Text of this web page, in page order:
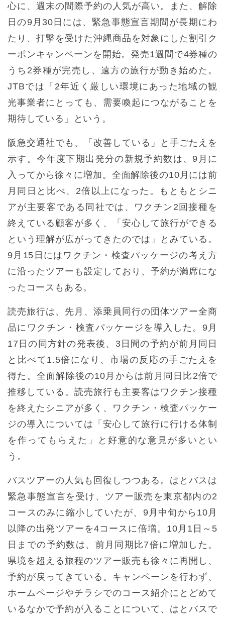
心に、週末の間際予約の人気が高い。また、解除
日の9月30日には、緊急事態宣言期間が長期にわ
たり、打撃を受けた沖縄商品を対象にした割引ク
ーポンキャンペーンを開始。発売1週間で4券種の
うち2券種が完売し、遠方の旅行が動き始めた。
JTBでは「2年近く厳しい環境にあった地域の観
光事業者にとっても、需要喚起につながることを
期待している」という。
阪急交通社でも、「改善している」と手ごたえを
示す。今年度下期出発分の新規予約数は、9月に
入ってから徐々に増加。全面解除後の10月には前
月同日と比べ、2倍以上になった。もともとシニ
アが主要客である同社では、ワクチン2回接種を
終えている顧客が多く、「安心して旅行ができる
という理解が広がってきたのでは」とみている。
9月15日にはワクチン・検査パッケージの考え方
に沿ったツアーも設定しており、予約が満席にな
ったコースもある。
読売旅行は、先月、添乗員同行の団体ツアー全商
品にワクチン・検査パッケージを導入した。9月
17日の同方針の発表後、3日間の予約が前月同日
と比べて1.5倍になり、市場の反応の手ごたえを
得た。全面解除後の10月からは前月同日比2倍で
推移している。読売旅行も主要客はワクチン接種
を終えたシニアが多く、ワクチン・検査パッケー
ジの導入については「安心して旅行に行ける体制
を作ってもらえた」と好意的な意見が多いとい
う。
バスツアーの人気も回復しつつある。はとバスは
緊急事態宣言を受け、ツアー販売を東京都内の2
コースのみに縮小していたが、9月中旬から10月
以降の出発ツアーを4コースに倍増。10月1日～5
日までの予約数は、前月同期比7倍に増加した。
県境を超える旅程のツアー販売も徐々に再開し、
予約が戻ってきている。キャンペーンを行わず、
ホームページやチラシでのコース紹介にとどめて
いるなかで予約が入ることについて、はとバスで